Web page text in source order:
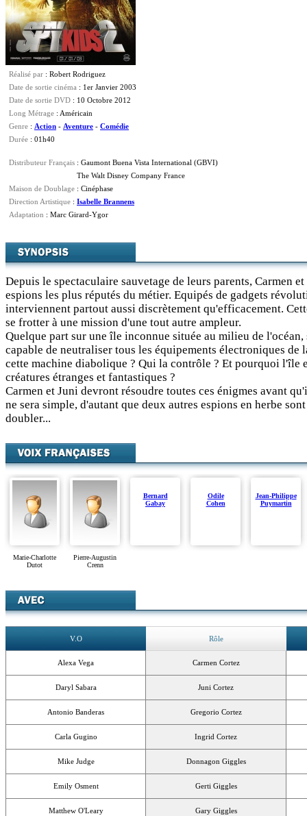
Réalisé par : Robert Rodriguez
Date de sortie cinéma : 1er Janvier 2003
Date de sortie DVD : 10 Octobre 2012
Long Métrage : Américain
Genre : Action - Aventure - Comédie
Durée : 01h40
Distributeur Français : Gaumont Buena Vista International (GBVI)
The Walt Disney Company France
Maison de Doublage : Cinéphase
Direction Artistique : Isabelle Brannens
Adaptation : Marc Girard-Ygor
Depuis le spectaculaire sauvetage de leurs parents, Carmen
espions les plus réputés du métier. Equipés de gadgets
interviennent partout aussi discrètement qu'efficacement.
se frotter à une mission d'une tout autre ampleur.
Quelque part sur une île inconnue située au milieu de l'océan,
capable de neutraliser tous les équipements électroniques de
cette machine diabolique ? Qui la contrôle ? Et pourquoi l'île
créatures étranges et fantastiques ?
Carmen et Juni devront résoudre toutes ces énigmes avant
ne sera simple, d'autant que deux autres espions en herbe
doubler...
Marie-Charlotte
Dutot
Pierre-Augustin
Crenn
Bernard
Gabay
Odile
Cohen
Jean-Philippe
Puymartin
V.O Rôle
Alexa Vega Carmen Cortez
Daryl Sabara Juni Cortez
Antonio Banderas Gregorio Cortez
Carla Gugino Ingrid Cortez
Mike Judge Donnagon Giggles
Emily Osment Gerti Giggles
Matthew O'Leary Gary Giggles